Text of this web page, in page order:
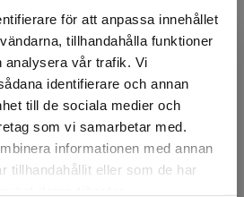
för att anpassa innehållet
tillhandahålla funktioner
analysera vår trafik. Vi
identifierare och annan
till de sociala medier och
som vi samarbetar med.
informationen med annan
tillhandahållit eller som de har
fraktregion
du besöker
universitet med ansvar
kardiologi vid institutionen för